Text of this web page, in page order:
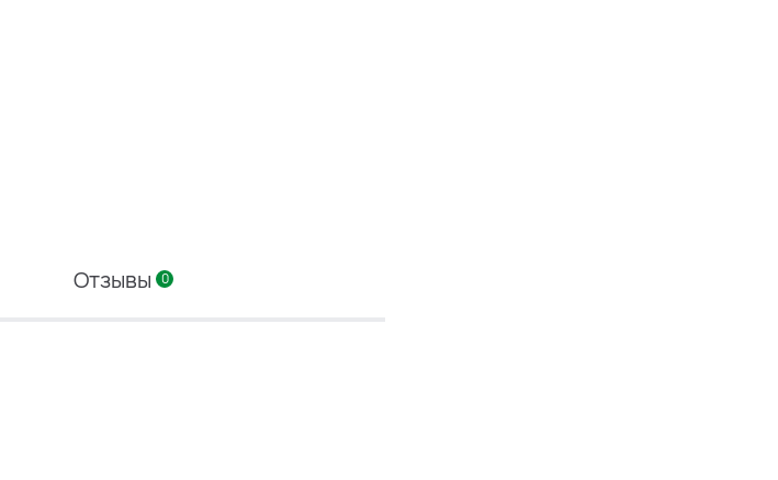
Отзывы 0